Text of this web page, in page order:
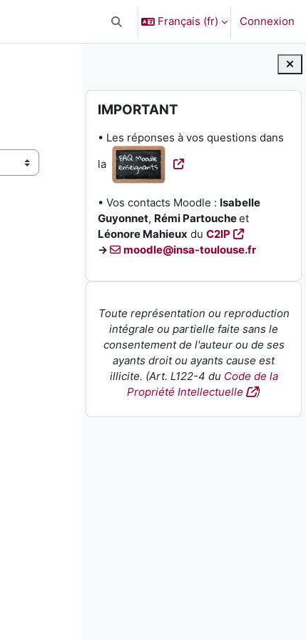
Activer/désactiver la saisie de
Français ‎(fr)‎ Connexion
Blocs
Passer IMPORTANT
IMPORTANT
• Les réponses à vos questions dans
la
• Vos contacts Moodle : Isabelle
Guyonnet, Rémi Partoucheet
Léonore Mahieux duC2IP
→
moodle@insa-toulouse.fr
Toute représentation ou reproduction
intégrale ou partielle faite sans le
consentement de l'auteur ou de ses
ayants droit ou ayants cause est
illicite. (Art. L122-4 du Code de la
Propriété Intellectuelle
)